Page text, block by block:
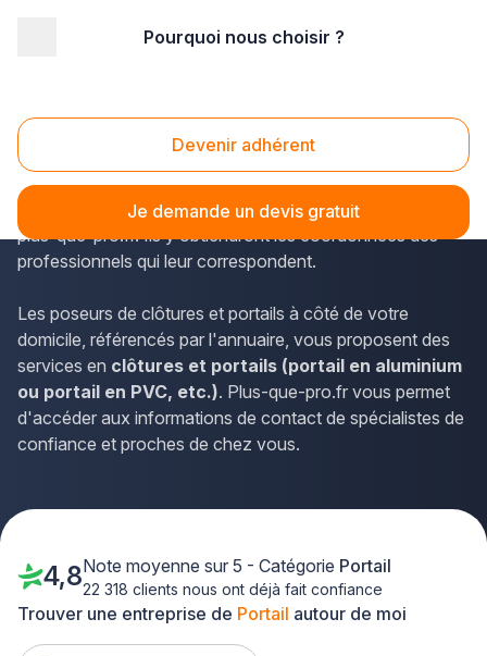
Pourquoi nous choisir ?
Devenir adhérent
Je demande un devis gratuit
Portail Saint-Paul-lès-Dax (40990)
Afin de trouver des poseurs de clôtures et portails, les
résidents de Saint-Paul-lès-Dax peuvent s'informer sur
plus-que-pro.fr. Ils y obtiendront les coordonnées des
professionnels qui leur correspondent.
Les poseurs de clôtures et portails à côté de votre
domicile, référencés par l'annuaire, vous proposent des
services en clôtures et portails (portail en aluminium
ou portail en PVC, etc.). Plus-que-pro.fr vous permet
d'accéder aux informations de contact de spécialistes de
confiance et proches de chez vous.
Trouver une entreprise de Portail autour de moi
4,8Note moyenne sur 5 - Catégorie Portail
22 318 clients nous ont déjà fait confiance